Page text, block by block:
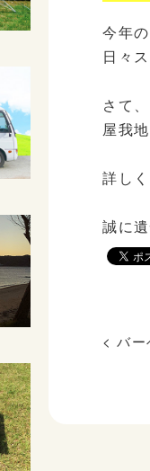
今年
日々
さて
屋我
詳し
誠に
<バー